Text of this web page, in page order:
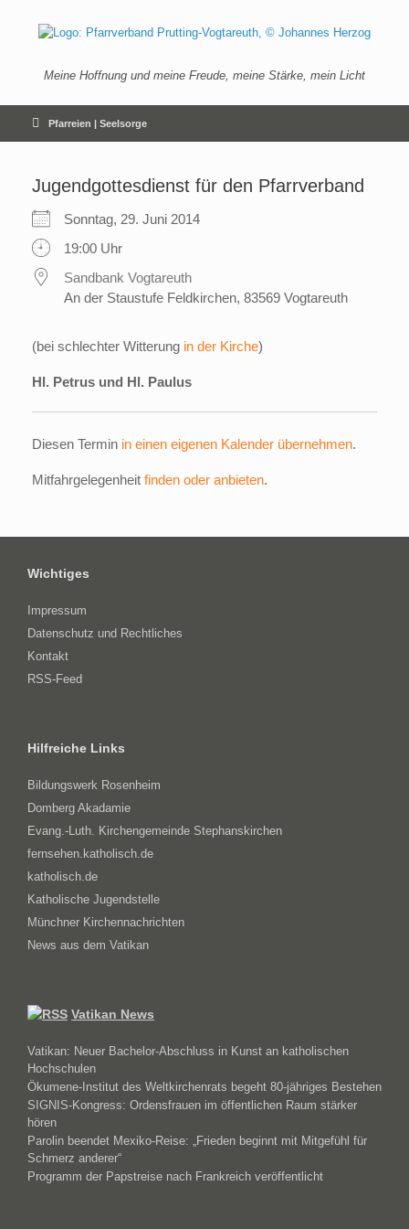
springen
Meine Hoffnung und meine Freude, meine Stärke, mein Licht
Pfarreien | Seelsorge
Jugendgottesdienst für den Pfarrverband
Sonntag, 29. Juni 2014
19:00 Uhr
Sandbank Vogtareuth
An der Staustufe Feldkirchen, 83569 Vogtareuth
(bei schlechter Witterung in der Kirche)
Hl. Petrus und Hl. Paulus
Diesen Termin in einen eigenen Kalender übernehmen.
Mitfahrgelegenheit finden oder anbieten.
Wichtiges
Impressum
Datenschutz und Rechtliches
Kontakt
RSS-Feed
Hilfreiche Links
Bildungswerk Rosenheim
Domberg Akadamie
Evang.-Luth. Kirchengemeinde Stephanskirchen
fernsehen.katholisch.de
katholisch.de
Katholische Jugendstelle
Münchner Kirchennachrichten
News aus dem Vatikan
Vatikan News
Vatikan: Neuer Bachelor-Abschluss in Kunst an katholischen
Hochschulen
Ökumene-Institut des Weltkirchenrats begeht 80-jähriges Bestehen
SIGNIS-Kongress: Ordensfrauen im öffentlichen Raum stärker
hören
Parolin beendet Mexiko-Reise: „Frieden beginnt mit Mitgefühl für
Schmerz anderer“
Programm der Papstreise nach Frankreich veröffentlicht